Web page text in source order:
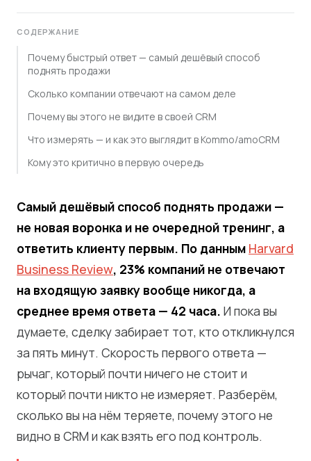
СОДЕРЖАНИЕ
Почему быстрый ответ — самый дешёвый способ
поднять продажи
Сколько компании отвечают на самом деле
Почему вы этого не видите в своей CRM
Что измерять — и как это выглядит в Kommo/amoCRM
Кому это критично в первую очередь
Самый дешёвый способ поднять продажи —
не новая воронка и не очередной тренинг, а
ответить клиенту первым. По данным Harvard
Business Review, 23% компаний не отвечают
на входящую заявку вообще никогда, а
среднее время ответа — 42 часа. И пока вы
думаете, сделку забирает тот, кто откликнулся
за пять минут. Скорость первого ответа —
рычаг, который почти ничего не стоит и
который почти никто не измеряет. Разберём,
сколько вы на нём теряете, почему этого не
видно в CRM и как взять его под контроль.